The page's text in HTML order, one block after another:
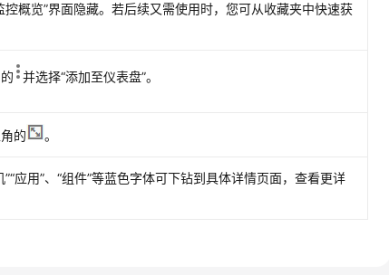
控概览”界面隐藏。若后续又需使用时，您可从收藏夹中快速获
并选择“添加至仪表盘”。
的 。
应用”、“组件”等蓝色字体可下钻到具体详情页面，查看更详